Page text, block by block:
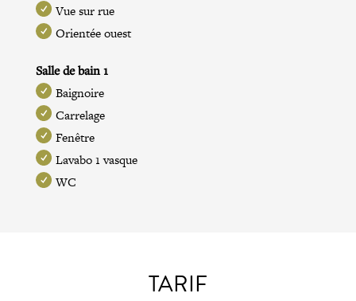
Vue sur rue
Orientée ouest
Salle de bain 1
Baignoire
Carrelage
Fenêtre
Lavabo 1 vasque
WC
TARIF